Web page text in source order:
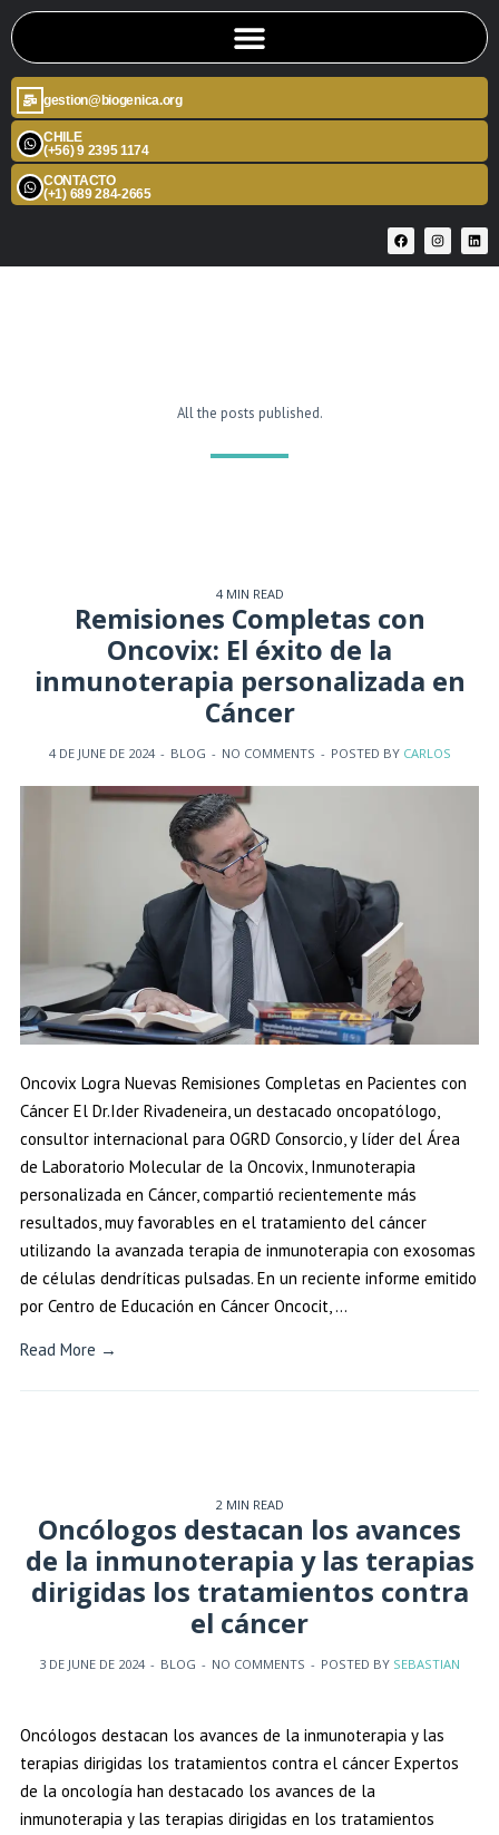
gestion@biogenica.org
CHILE
(+56) 9 2395 1174
CONTACTO
(+1) 689 284-2665
All the posts published.
4 MIN READ
Remisiones Completas con
Oncovix: El éxito de la
inmunoterapia personalizada en
Cáncer
4 DE JUNE DE 2024 - BLOG - NO COMMENTS - POSTED BY CARLOS
Oncovix Logra Nuevas Remisiones Completas en Pacientes con
Cáncer El Dr.Ider Rivadeneira, un destacado oncopatólogo,
consultor internacional para OGRD Consorcio, y líder del Área
de Laboratorio Molecular de la Oncovix, Inmunoterapia
personalizada en Cáncer, compartió recientemente más
resultados, muy favorables en el tratamiento del cáncer
utilizando la avanzada terapia de inmunoterapia con exosomas
de células dendríticas pulsadas. En un reciente informe emitido
por Centro de Educación en Cáncer Oncocit, …
Read More →
2 MIN READ
Oncólogos destacan los avances
de la inmunoterapia y las terapias
dirigidas los tratamientos contra
el cáncer
3 DE JUNE DE 2024 - BLOG - NO COMMENTS - POSTED BY SEBASTIAN
Oncólogos destacan los avances de la inmunoterapia y las
terapias dirigidas los tratamientos contra el cáncer Expertos
de la oncología han destacado los avances de la
inmunoterapia y las terapias dirigidas en los tratamientos